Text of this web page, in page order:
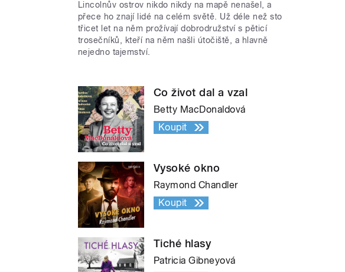
Lincolnův ostrov nikdo nikdy na mapě nenašel, a
přece ho znají lidé na celém světě. Už déle než sto
třicet let na něm prožívají dobrodružství s pěticí
trosečníků, kteří na něm našli útočiště, a hlavně
nejedno tajemství.
Co život dal a vzal
Betty MacDonaldová
Koupit
Vysoké okno
Raymond Chandler
Koupit
Tiché hlasy
Patricia Gibneyová